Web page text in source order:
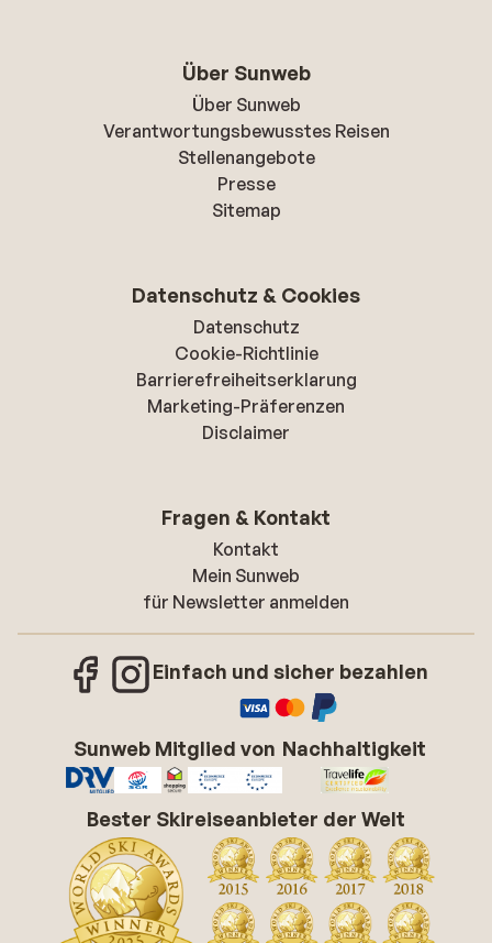
Über Sunweb
Über Sunweb
Verantwortungsbewusstes Reisen
Stellenangebote
Presse
Sitemap
Datenschutz & Cookies
Datenschutz
Cookie-Richtlinie
Barrierefreiheitserklarung
Marketing-Präferenzen
Disclaimer
Fragen & Kontakt
Kontakt
Mein Sunweb
für Newsletter anmelden
Einfach und sicher bezahlen
Sunweb Mitglied von Nachhaltigkeit
Bester Skireiseanbieter der Welt